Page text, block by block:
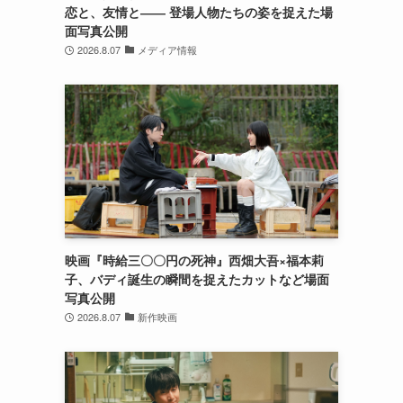
恋と、友情と―― 登場人物たちの姿を捉えた場
面写真公開
2026.8.07 メディア情報
映画『時給三〇〇円の死神』西畑大吾×福本莉
子、バディ誕生の瞬間を捉えたカットなど場面
写真公開
2026.8.07 新作映画